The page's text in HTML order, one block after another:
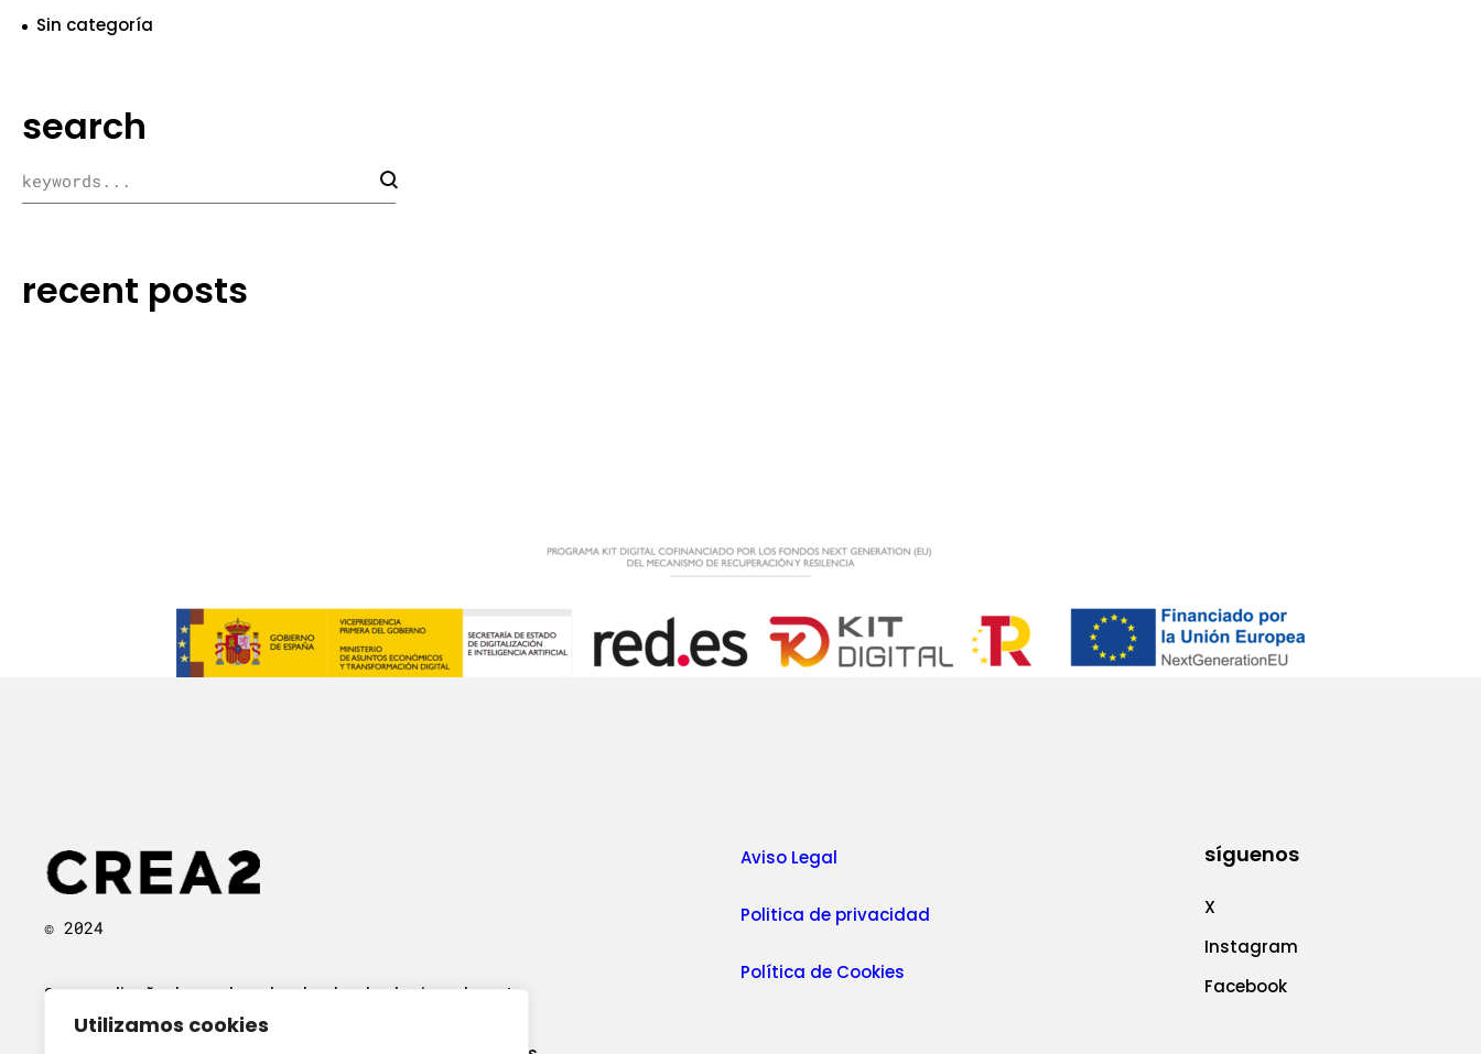
Utilizamos cookies
Sin categoría
search
recent posts
© 2024
Somos diseñadores de calzado, desde el primer boceto
hecho a mano, pasando por el render 3D, hasta la
Aviso Legal
Politica de privacidad
Política de Cookies
síguenos
X
Instagram
Facebook